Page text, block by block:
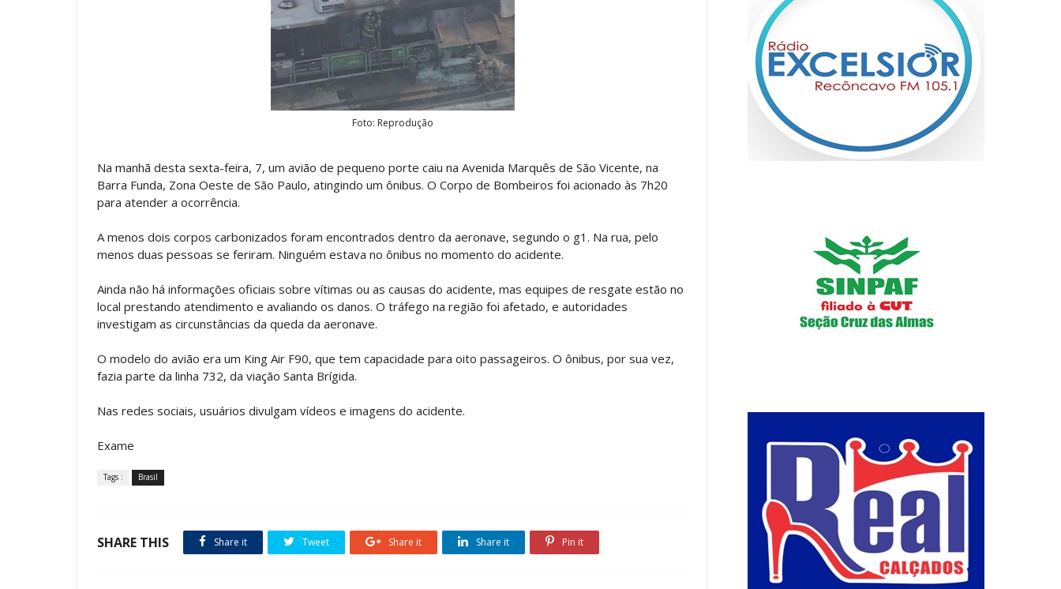
Foto: Reprodução
Na manhã desta sexta-feira, 7, um avião de pequeno porte caiu na Avenida Marquês de São Vicente, na
Barra Funda, Zona Oeste de São Paulo, atingindo um ônibus. O Corpo de Bombeiros foi acionado às 7h20
para atender a ocorrência.
A menos dois corpos carbonizados foram encontrados dentro da aeronave, segundo o g1. Na rua, pelo
menos duas pessoas se feriram. Ninguém estava no ônibus no momento do acidente.
Ainda não há informações oficiais sobre vítimas ou as causas do acidente, mas equipes de resgate estão no
local prestando atendimento e avaliando os danos. O tráfego na região foi afetado, e autoridades
investigam as circunstâncias da queda da aeronave.
O modelo do avião era um King Air F90, que tem capacidade para oito passageiros. O ônibus, por sua vez,
fazia parte da linha 732, da viação Santa Brígida.
Nas redes sociais, usuários divulgam vídeos e imagens do acidente.
Exame
Tags : Brasil
SHARE THIS Share it Tweet Share it Share it Pin it